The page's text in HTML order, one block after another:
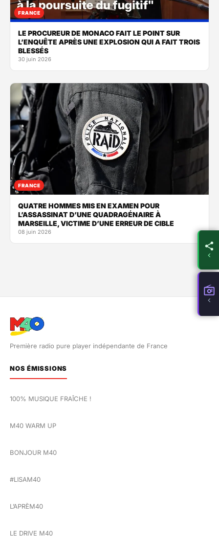
FRANCE
LE PROCUREUR DE MONACO FAIT LE POINT SUR
L’ENQUÊTE APRÈS UNE EXPLOSION QUI A FAIT TROIS
BLESSÉS
30 juin 2026
FRANCE
QUATRE HOMMES MIS EN EXAMEN POUR
L’ASSASSINAT D’UNE QUADRAGÉNAIRE À
MARSEILLE, VICTIME D’UNE ERREUR DE CIBLE
08 juin 2026
Première radio pure player indépendante de France
NOS ÉMISSIONS
100% MUSIQUE FRAÎCHE !
M40 WARM UP
BONJOUR M40
#LISAM40
L’APRÈM40
LE DRIVE M40